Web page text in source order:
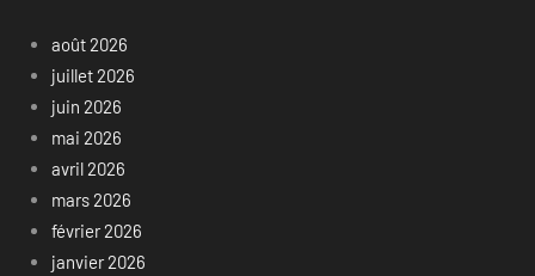
août 2026
juillet 2026
juin 2026
mai 2026
avril 2026
mars 2026
février 2026
janvier 2026